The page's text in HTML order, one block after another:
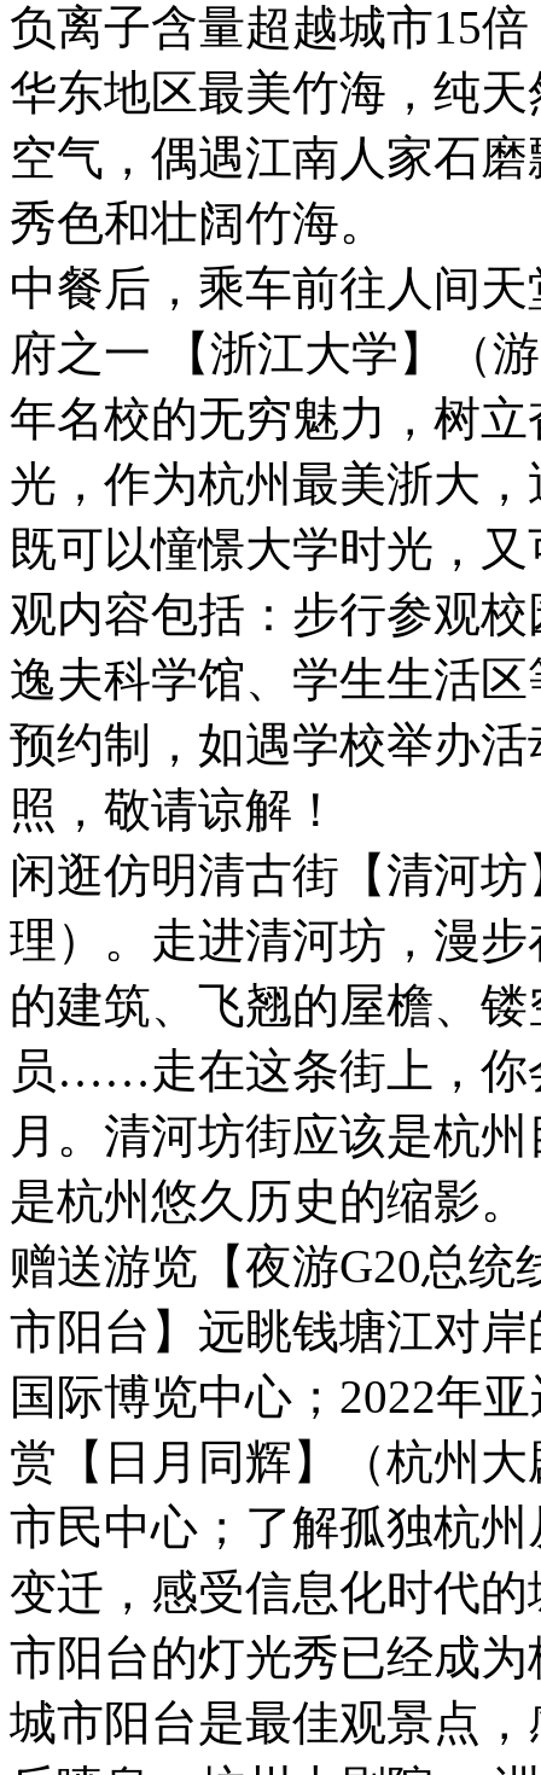
负离子含量超越城市15
华东地区最美竹海，纯
空气，偶遇江南人家石
秀色和壮阔竹海。
中餐后，乘车前往人间
府之一 【浙江大学】（
年名校的无穷魅力，树
光，作为杭州最美浙大
既可以憧憬大学时光，
观内容包括：步行参观
逸夫科学馆、学生生活
预约制，如遇学校举办
照，敬请谅解！
闲逛仿明清古街【清河
理）。走进清河坊，漫
的建筑、飞翘的屋檐、
员……走在这条街上，你
月。清河坊街应该是杭
是杭州悠久历史的缩影。
赠送游览【夜游G20总
市阳台】远眺钱塘江对
国际博览中心；2022年
赏【日月同辉】（杭州
市民中心；了解孤独杭
变迁，感受信息化时代
市阳台的灯光秀已经成
城市阳台是最佳观景点